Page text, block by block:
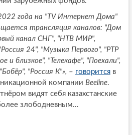
года на "TV Интернет Дома"
трансляция каналов: "Дом
канал СНГ", "НТВ МИР",
24", "Музыка Первого", "РТР
и близкое", "Телекафе", "Поехали",
"Россия К"», – говоритсяв
компании Beeline.
видят себя казахстанские
злободневным…